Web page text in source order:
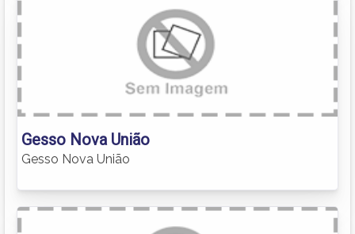
Gesso Nova União
Gesso Nova União